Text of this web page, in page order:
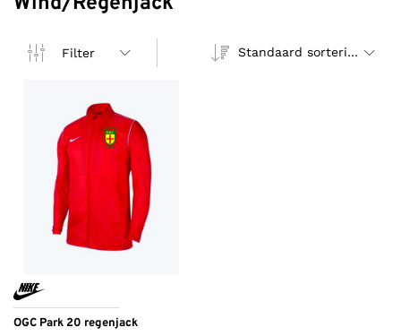
Filter Standaard sortering
OGC Park 20 regenjack